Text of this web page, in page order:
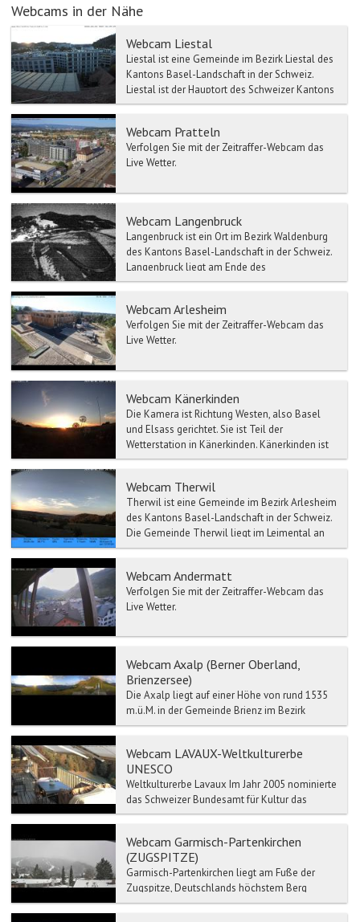
Webcams in der Nähe
Webcam Liestal
Liestal ist eine Gemeinde im Bezirk Liestal des
Kantons Basel-Landschaft in der Schweiz.
Liestal ist der Hauptort des Schweizer Kantons
Basel-Lands...
Webcam Pratteln
Verfolgen Sie mit der Zeitraffer-Webcam das
Live Wetter.
Webcam Langenbruck
Langenbruck ist ein Ort im Bezirk Waldenburg
des Kantons Basel-Landschaft in der Schweiz.
Langenbruck liegt am Ende des
Waldenburgertals im Kanton ...
Webcam Arlesheim
Verfolgen Sie mit der Zeitraffer-Webcam das
Live Wetter.
Webcam Känerkinden
Die Kamera ist Richtung Westen, also Basel
und Elsass gerichtet. Sie ist Teil der
Wetterstation in Känerkinden. Känerkinden ist
eine Gemeinde im B...
Webcam Therwil
Therwil ist eine Gemeinde im Bezirk Arlesheim
des Kantons Basel-Landschaft in der Schweiz.
Die Gemeinde Therwil liegt im Leimental an
der Westflank...
Webcam Andermatt
Verfolgen Sie mit der Zeitraffer-Webcam das
Live Wetter.
Webcam Axalp (Berner Oberland,
Brienzersee)
Die Axalp liegt auf einer Höhe von rund 1535
m.ü.M. in der Gemeinde Brienz im Bezirk
Interlaken und ist mit dem Postauto oder dem
Webcam LAVAUX-Weltkulturerbe
UNESCO
Weltkulturerbe Lavaux Im Jahr 2005 nominierte
das Schweizer Bundesamt für Kultur das
Lavaux als UNESCO-Welterbe. Das
Webcam Garmisch-Partenkirchen
(ZUGSPITZE)
Garmisch-Partenkirchen liegt am Fuße der
Zugspitze, Deutschlands höchstem Berg
(2.962 m) und ist einer der bedeutendsten